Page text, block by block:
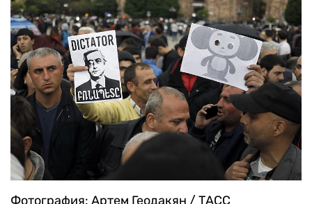
Фотография: Артем Геодакян / ТАСС